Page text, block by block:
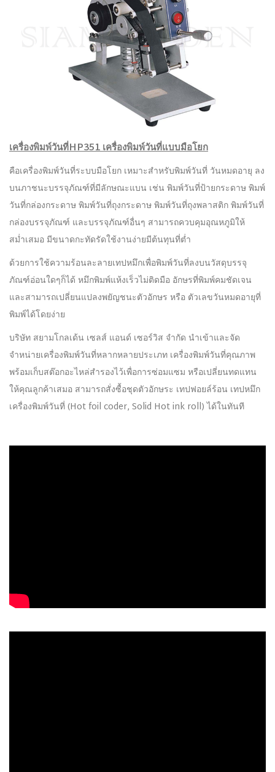
เครื่องพิมพ์วันที่HP351 เครื่องพิมพ์วันที่แบบมือโยก
คือเครื่องพิมพ์วันที่ระบบมือโยก เหมาะสำหรับพิมพ์วันที่ วันหมดอายุ ลง
บนภาชนะบรรจุภัณฑ์ที่มีลักษณะแบน เช่น พิมพ์วันที่ป้ายกระดาษ พิมพ์
วันที่กล่องกระดาษ พิมพ์วันที่ถุงกระดาษ พิมพ์วันที่ถุงพลาสติก พิมพ์วันที่
กล่องบรรจุภัณฑ์ และบรรจุภัณฑ์อื่นๆ สามารถควบคุมอุณหภูมิให้
สม่ำเสมอ มีขนาดกะทัดรัดใช้งานง่ายมีต้นทุนที่ต่ำ
ด้วยการใช้ความร้อนละลายเทปหมึกเพื่อพิมพ์วันที่ลงบนวัสดุบรรจุ
ภัณฑ์อ่อนใดๆก็ได้ หมึกพิมพ์แห้งเร็วไม่ติดมือ อักษรที่พิมพ์คมชัดเจน
และสามารถเปลี่ยนแปลงพยัญชนะตัวอักษร หรือ ตัวเลขวันหมดอายุที่
พิมพ์ได้โดยง่าย
บริษัท สยามโกลเด้น เซลส์ แอนด์ เซอร์วิส จำกัด นำเข้าและจัด
จำหน่ายเครื่องพิมพ์วันที่หลากหลายประเภท เครื่องพิมพ์วันที่คุณภาพ
พร้อมเก็บสต๊อกอะไหล่สำรองไว้เพื่อการซ่อมแซม หรือเปลี่ยนทดแทน
ให้คุณลูกค้าเสมอ สามารถสั่งซื้อชุดตัวอักษระ เทปฟอยล์ร้อน เทปหมึก
เครื่องพิมพ์วันที่ (Hot foil coder, Solid Hot ink roll) ได้ในทันที